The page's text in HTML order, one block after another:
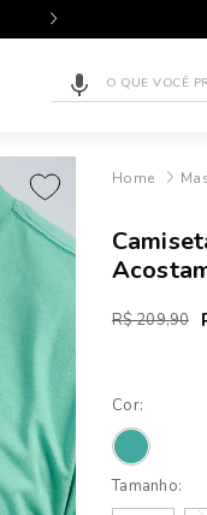
R$ 209,90
Cor:
Tamanho: